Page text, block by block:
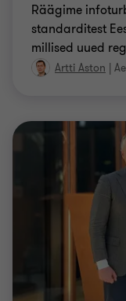
Räägime
standarditest
millised uued
Artti Aston |